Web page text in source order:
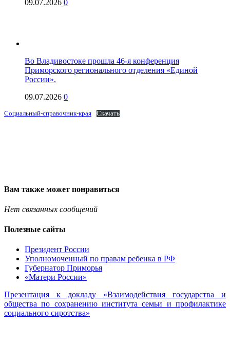
09.07.2026 0
Во Владивостоке прошла 46-я конференция
Приморского регионального отделения «Единой
России».
09.07.2026 0
Социальный-справочник-края Скачать
Вам также может понравиться
Нет связанных сообщений
Полезные сайты
Президент России
Уполномоченный по правам ребенка в РФ
Губернатор Приморья
«Матери России»
Презентация к докладу «Взаимодействия государства и
общества по сохранению института семьи и профилактике
социального сиротства»